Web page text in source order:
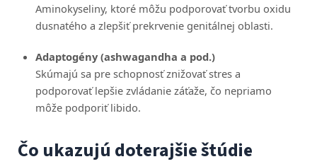
Aminokyseliny, ktoré môžu podporovať tvorbu oxidu
dusnatého a zlepšiť prekrvenie genitálnej oblasti.
Adaptogény (ashwagandha a pod.)
Skúmajú sa pre schopnosť znižovať stres a
podporovať lepšie zvládanie záťaže, čo nepriamo
môže podporiť libido.
Čo ukazujú doterajšie štúdie